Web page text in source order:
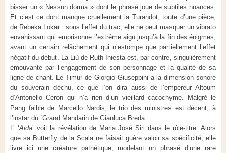
bisser un « Nessun dorma » dont le phrasé joue de subtiles nuances.
Et c’est ce dont manque cruellement la Turandot, toute d’une pièce,
de Rebeka Lokar : sous l’effet du trac, elle ne peut masquer un vibrato
envahissant qui emprisonne l’extrême aigu jusqu’à la fin des énigmes,
avant un certain relâchement qui n’estompe que partiellement l’effet
négatif du début. La Liù de Ruth Iniesta est, par contre, singulièrement
émouvante par l’engagement de son personnage et la qualité de sa
ligne de chant. Le Timur de Giorgio Giuseppini a la dimension sonore
du souverain déchu, ce que l’on dira aussi de l’empereur Altoum
d’Antonello Ceron qui n’a rien d’un vieillard cacochyme. Malgré le
Pang faible de Marcello Nardis, le trio des ministres est décent, à
l’instar du `Grand Mandarin de Gianluca Breda.
L’ ‘Aida’ voit la révélation de Maria José Siri dans le rôle-titre. Alors
que sa Butterfly de la Scala ne faisait guère valoir sa spécificité, elle
livre ici une créature pathétique, modelant un phrasé d’une rare